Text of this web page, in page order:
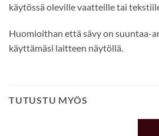
käytössä oleville vaatteille tai
Huomioithan että sävy on suuntaa-
käyttämäsi laitteen näytöllä.
TUTUSTU MYÖS